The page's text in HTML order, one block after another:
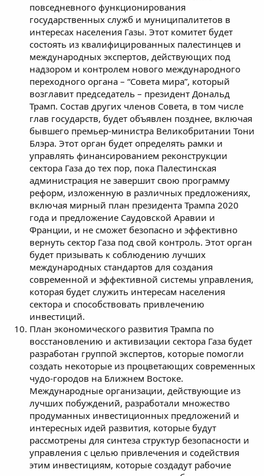
повседневного функционирования
государственных служб и муниципалитетов в
интересах населения Газы. Этот комитет будет
состоять из квалифицированных палестинцев и
международных экспертов, действующих под
надзором и контролем нового международного
переходного органа – “Совета мира”, который
возглавит председатель – президент Дональд
Трамп. Состав других членов Совета, в том числе
глав государств, будет объявлен позднее, включая
бывшего премьер-министра Великобритании Тони
Блэра. Этот орган будет определять рамки и
управлять финансированием реконструкции
сектора Газа до тех пор, пока Палестинская
администрация не завершит свою программу
реформ, изложенную в различных предложениях,
включая мирный план президента Трампа 2020
года и предложение Саудовской Аравии и
Франции, и не сможет безопасно и эффективно
вернуть сектор Газа под свой контроль. Этот орган
будет призывать к соблюдению лучших
международных стандартов для создания
современной и эффективной системы управления,
которая будет служить интересам населения
сектора и способствовать привлечению
инвестиций.
План экономического развития Трампа по
восстановлению и активизации сектора Газа будет
разработан группой экспертов, которые помогли
создать некоторые из процветающих современных
чудо-городов на Ближнем Востоке.
Международные организации, действующие из
лучших побуждений, разработали множество
продуманных инвестиционных предложений и
интересных идей развития, которые будут
рассмотрены для синтеза структур безопасности и
управления с целью привлечения и содействия
этим инвестициям, которые создадут рабочие